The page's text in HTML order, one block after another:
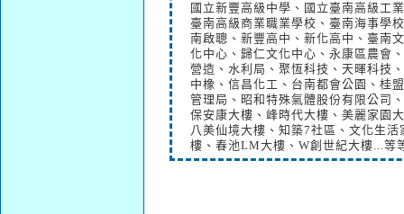
國立新豐高級中學、國立臺南高級工
臺南高級商業職業學校、臺南海事學
南啟聰、新豐高中、新化高中、臺南
化中心、歸仁文化中心、永康區農會
營造、水利局、聚恆科技、天暉科技
中橡、信昌化工、台南都會公園、桂
管理局、昭和特殊氣體股份有限公司
保安康大樓、峰時代大樓、美麗家園
八美仙境大樓、知築7社區、文化生
樓、春池LM大樓、W創世紀大樓...等